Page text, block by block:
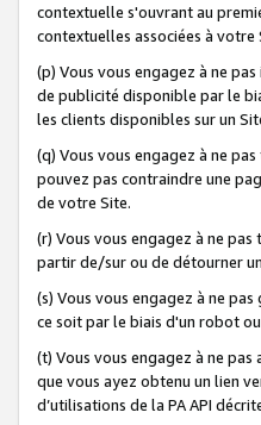
contextuelle s'ouvrant au
contextuelles associées à
(p) Vous vous engagez à ne
de publicité disponible par le
les clients disponibles sur un
(q) Vous vous engagez à ne
pouvez pas contraindre une
de votre Site.
(r) Vous vous engagez à ne
partir de/sur ou de détourner
(s) Vous vous engagez à ne
ce soit par le biais d'un robot
(t) Vous vous engagez à ne
que vous ayez obtenu un lien
d’utilisations de la PA API